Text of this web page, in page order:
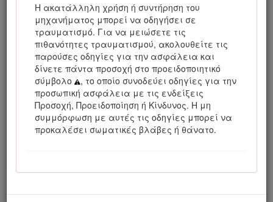
Η ακατάλληλη χρήση ή συντήρηση του
μηχανήματος μπορεί να οδηγήσει σε
τραυματισμό. Για να μειώσετε τις
πιθανότητες τραυματισμού, ακολουθείτε τις
παρούσες οδηγίες για την ασφάλεια και
δίνετε πάντα προσοχή στο προειδοποιητικό
σύμβολο
, το οποίο συνοδεύει οδηγίες για την
προσωπική ασφάλεια με τις ενδείξεις
Προσοχή, Προειδοποίηση ή Κίνδυνος. Η μη
συμμόρφωση με αυτές τις οδηγίες μπορεί να
προκαλέσει σωματικές βλάβες ή θάνατο.